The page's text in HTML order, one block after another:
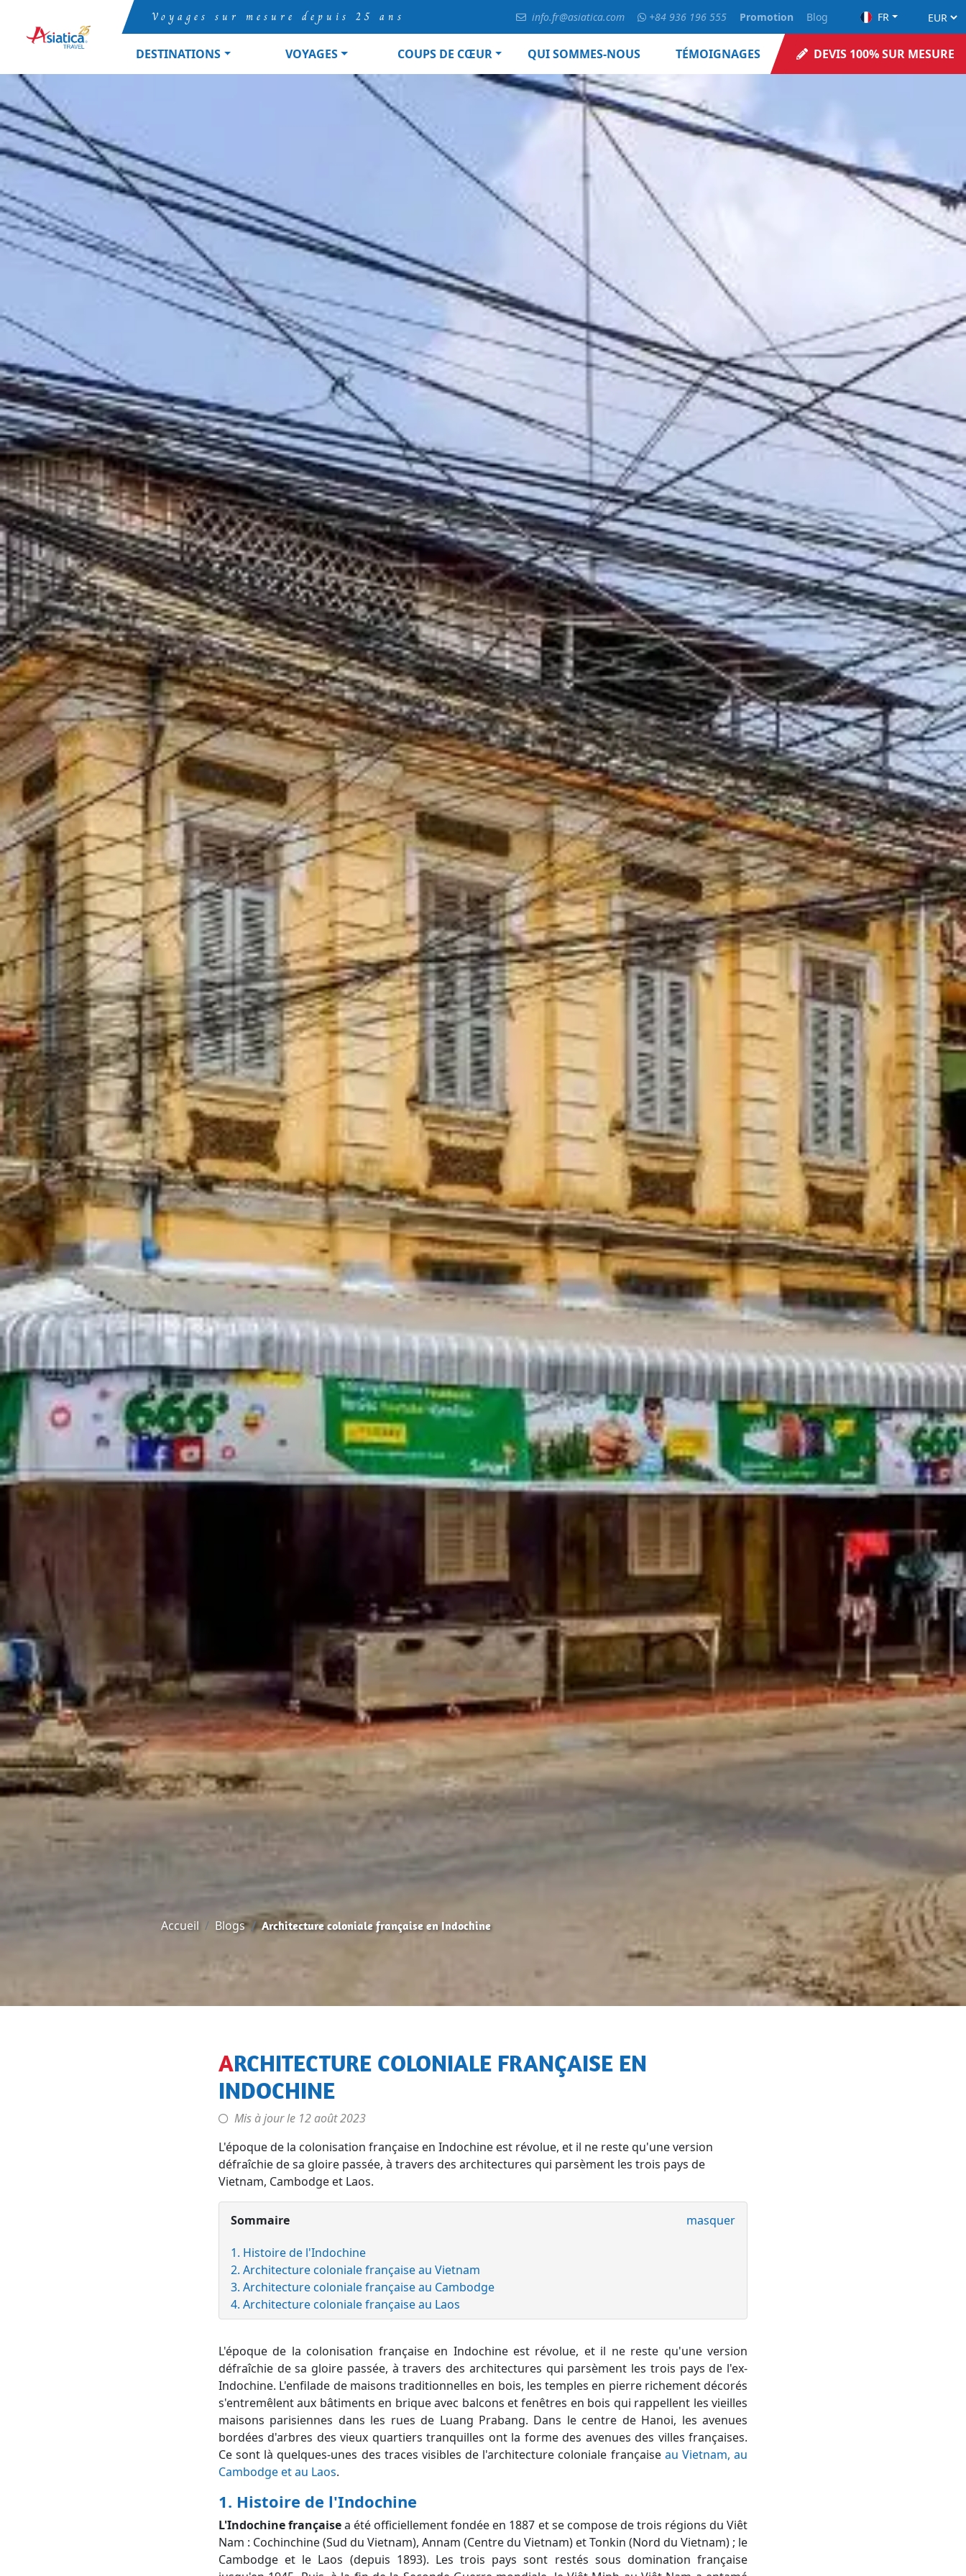
Voyages sur mesure depuis 25 ans info.fr@asiatica.com +84 936 196 555 Promotion Blog FR
DESTINATIONS VOYAGES COUPS DE CŒUR QUI SOMMES-NOUS TÉMOIGNAGES DEVIS 100% SUR MESURE
Accueil Blogs Architecture coloniale française en Indochine
ARCHITECTURE COLONIALE FRANÇAISE EN
INDOCHINE
Mis à jour le 12 août 2023
L'époque de la colonisation française en Indochine est révolue, et il ne reste qu'une version
défraîchie de sa gloire passée, à travers des architectures qui parsèment les trois pays de
Vietnam, Cambodge et Laos.
Sommaire masquer
1. Histoire de l'Indochine
2. Architecture coloniale française au Vietnam
3. Architecture coloniale française au Cambodge
4. Architecture coloniale française au Laos
L'époque de la colonisation française en Indochine est révolue, et il ne reste qu'une version
défraîchie de sa gloire passée, à travers des architectures qui parsèment les trois pays de l'ex-
Indochine. L'enfilade de maisons traditionnelles en bois, les temples en pierre richement décorés
s'entremêlent aux bâtiments en brique avec balcons et fenêtres en bois qui rappellent les vieilles
maisons parisiennes dans les rues de Luang Prabang. Dans le centre de Hanoi, les avenues
bordées d'arbres des vieux quartiers tranquilles ont la forme des avenues des villes françaises.
Ce sont là quelques-unes des traces visibles de l'architecture coloniale française au Vietnam, au
Cambodge et au Laos.
1. Histoire de l'Indochine
L'Indochine françaisea été officiellement fondée en 1887 et se compose de trois régions du Viêt
Nam : Cochinchine (Sud du Vietnam), Annam (Centre du Vietnam) et Tonkin (Nord du Vietnam) ; le
Cambodge et le Laos (depuis 1893). Les trois pays sont restés sous domination française